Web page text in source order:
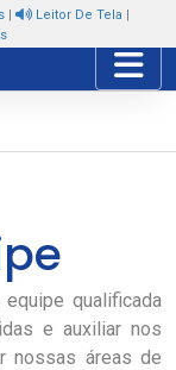
| Leitor De Tela |
qualificada
e auxiliar nos
nossas áreas de